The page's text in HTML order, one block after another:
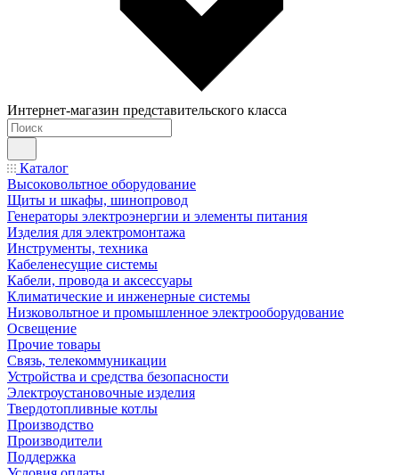
Интернет-магазин представительского класса
Каталог
Высоковольтное оборудование
Щиты и шкафы, шинопровод
Генераторы электроэнергии и элементы питания
Изделия для электромонтажа
Инструменты, техника
Кабеленесущие системы
Кабели, провода и аксессуары
Климатические и инженерные системы
Низковольтное и промышленное электрооборудование
Освещение
Прочие товары
Связь, телекоммуникации
Устройства и средства безопасности
Электроустановочные изделия
Твердотопливные котлы
Производство
Производители
Поддержка